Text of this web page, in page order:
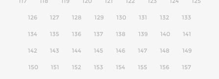
126 127 128 129 130 131 132 133
134 135 136 137 138 139 140 141
142 143 144 145 146 147 148 149
150 151 152 153 154 155 156 157